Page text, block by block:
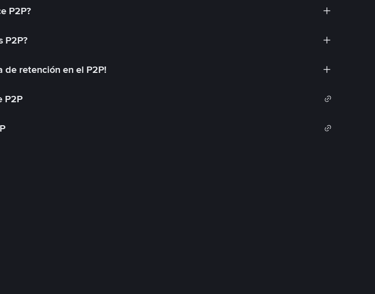
P2P?
P2P?
de retención en el P2P!
P2P